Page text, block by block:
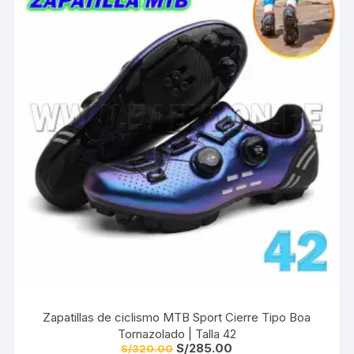
Zapatillas de ciclismo MTB Sport Cierre Tipo Boa
Tornazolado | Talla 42
S/320.00 El
S/285.00